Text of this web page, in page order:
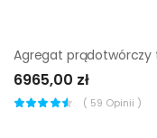
6965,00 zł
( 59 Opinii )